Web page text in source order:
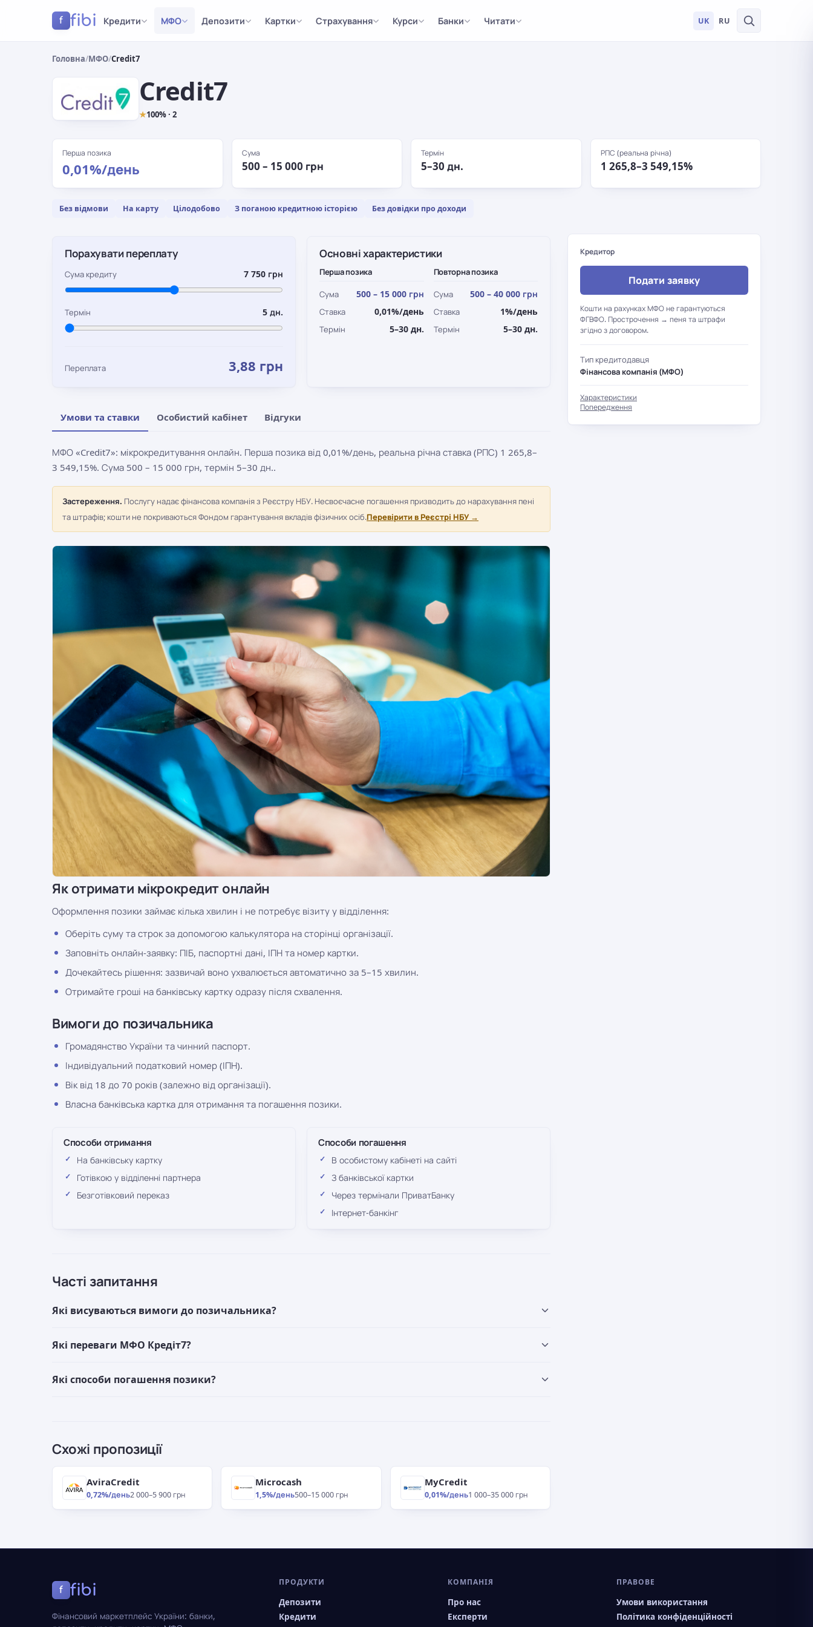
f fibi Кредити МФО Депозити Картки Страхування Курси Банки Читати UK RU
Головна/МФО/Credit7
Credit7
★100% · 2
Перша позика
0,01%/день
Сума
500 – 15 000 грн
Термін
5–30 дн.
РПС (реальна річна)
1 265,8–3 549,15%
Без відмови На карту Цілодобово З поганою кредитною історією Без довідки про доходи
Порахувати переплату
Сума кредиту 7 750 грн
Термін 5 дн.
Переплата 3,88 грн
Основні характеристики
Перша позика
Сума 500 – 15 000 грн
Ставка 0,01%/день
Термін 5–30 дн.
Повторна позика
Сума 500 – 40 000 грн
Ставка 1%/день
Термін 5–30 дн.
Умови та ставки Особистий кабінет Відгуки
МФО «Credit7»: мікрокредитування онлайн. Перша позика від 0,01%/день, реальна річна ставка (РПС) 1 265,8–
3 549,15%. Сума 500 – 15 000 грн, термін 5–30 дн..
Застереження. Послугу надає фінансова компанія з Реєстру НБУ. Несвоєчасне погашення призводить до нарахування пені
та штрафів; кошти не покриваються Фондом гарантування вкладів фізичних осіб.Перевірити в Реєстрі НБУ →
Як отримати мікрокредит онлайн
Оформлення позики займає кілька хвилин і не потребує візиту у відділення:
Оберіть суму та строк за допомогою калькулятора на сторінці організації.
Заповніть онлайн-заявку: ПІБ, паспортні дані, ІПН та номер картки.
Дочекайтесь рішення: зазвичай воно ухвалюється автоматично за 5–15 хвилин.
Отримайте гроші на банківську картку одразу після схвалення.
Вимоги до позичальника
Громадянство України та чинний паспорт.
Індивідуальний податковий номер (ІПН).
Вік від 18 до 70 років (залежно від організації).
Власна банківська картка для отримання та погашення позики.
Способи отримання
На банківську картку
Готівкою у відділенні партнера
Безготівковий переказ
Способи погашення
В особистому кабінеті на сайті
З банківської картки
Через термінали ПриватБанку
Інтернет-банкінг
Часті запитання
Які висуваються вимоги до позичальника?
Які переваги МФО Кредіт7?
Які способи погашення позики?
Схожі пропозиції
AviraCredit
0,72%/день2 000–5 900 грн
Microcash
1,5%/день500–15 000 грн
MyCredit
0,01%/день1 000–35 000 грн
Кредитор
Подати заявку
Кошти на рахунках МФО не гарантуються
ФГВФО. Прострочення → пеня та штрафи
згідно з договором.
Тип кредитодавця
Фінансова компанія (МФО)
Характеристики
Попередження
f fibi
Фінансовий маркетплейс України: банки,
ПРОДУКТИ
Депозити
Кредити
КОМПАНІЯ
Про нас
Експерти
ПРАВОВЕ
Умови використання
Політика конфіденційності